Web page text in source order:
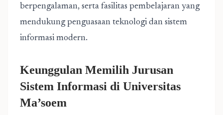
berpengalaman, serta fasilitas pembelajaran yang
mendukung penguasaan teknologi dan sistem
informasi modern.
Keunggulan Memilih Jurusan
Sistem Informasi di Universitas
Ma’soem